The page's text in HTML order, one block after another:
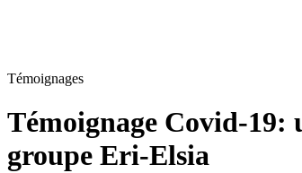
Témoignages
Témoignage Covid-19:
groupe Eri-Elsia